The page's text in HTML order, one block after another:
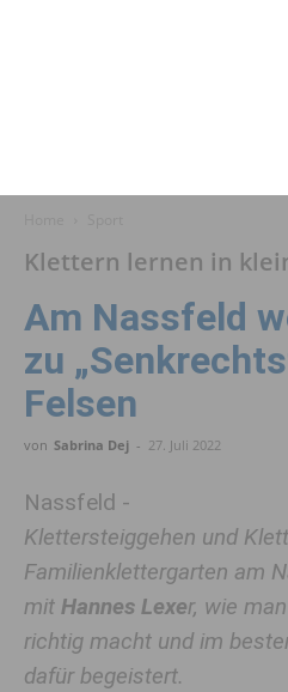
Klettern lernen in
Am Nassfeld
zu
Felsen
von Sabrina Dej - 27. Juli 2022
Nassfeld -
Klettersteiggehen und
Familienklettergarten am
mit Hannes Lexer, wie
richtig macht und im
dafür begeistert.